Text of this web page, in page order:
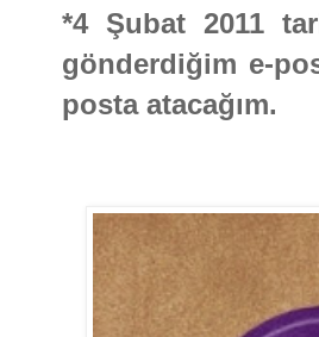
*4 Şubat 2011
gönderdiğim e-
posta atacağım.